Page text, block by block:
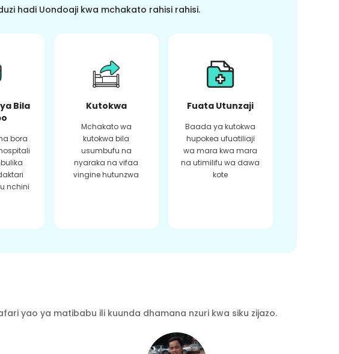
hadi Uondoaji kwa mchakato rahisi rahisi.
Bila
bora
nchini
Kutokwa
Mchakato wa
kutokwa bila
usumbufu na
nyaraka na vifaa
vingine hutunzwa
Fuata Utunzaji
Baada ya kutokwa
hupokea ufuatiliaji
wa mara kwa mara
na utimilifu wa dawa
kote
yao ya matibabu ili kuunda dhamana nzuri kwa siku zijazo.